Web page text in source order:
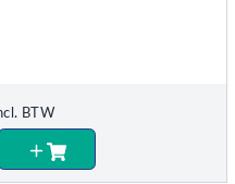
BTW